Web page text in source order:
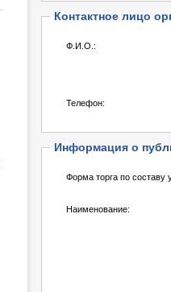
Контактное лицо
Ф.И.О.:
Телефон:
Информация о
Форма торга по составу
Наименование: